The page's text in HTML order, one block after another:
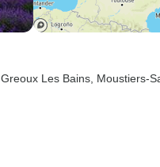
, Greoux Les Bains , Moustiers-